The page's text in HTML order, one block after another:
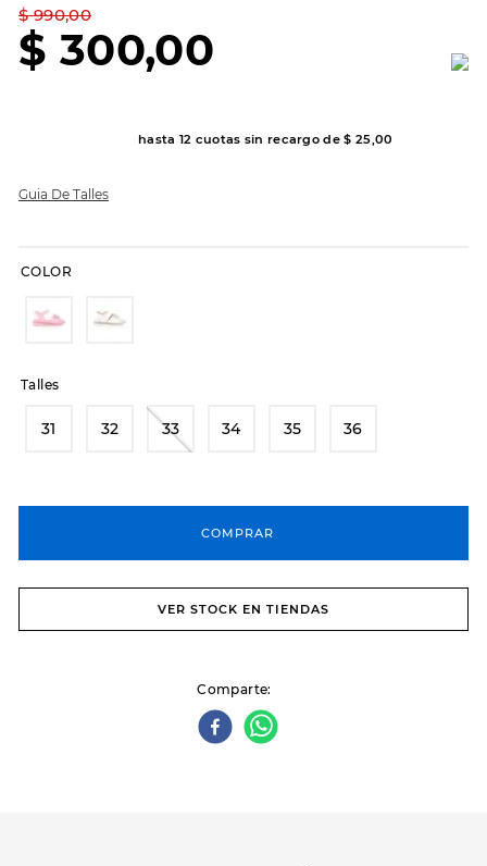
$ 990,00
$ 300,00
hasta 12 cuotas sin recargo de$ 25,00
Guia De Talles
COLOR
Talles
31 32 33 34 35 36
COMPRAR
VER STOCK EN TIENDAS
Comparte